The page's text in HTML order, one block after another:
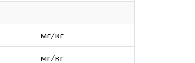
мг/кг
мг/кг